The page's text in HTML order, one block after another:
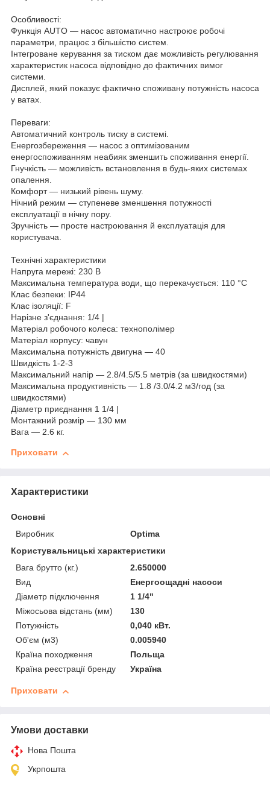
Особливості:
Функція AUTO — насос автоматично настроює робочі
параметри, працює з більшістю систем.
Інтегроване керування за тиском дає можливість регулювання
характеристик насоса відповідно до фактичних вимог
системи.
Дисплей, який показує фактично споживану потужність насоса
у ватах.
Переваги:
Автоматичний контроль тиску в системі.
Енергозбереження — насос з оптимізованим
енергоспоживанням неабияк зменшить споживання енергії.
Гнучкість — можливість встановлення в будь-яких системах
опалення.
Комфорт — низький рівень шуму.
Нічний режим — ступеневе зменшення потужності
експлуатації в нічну пору.
Зручність — просте настроювання й експлуатація для
користувача.
Технічні характеристики
Напруга мережі: 230 В
Максимальна температура води, що перекачується: 110 °С
Клас безпеки: IP44
Клас ізоляції: F
Нарізне з'єднання: 1/4 |
Матеріал робочого колеса: технополімер
Матеріал корпусу: чавун
Максимальна потужність двигуна — 40
Швидкість 1-2-3
Максимальний напір — 2.8/4.5/5.5 метрів (за швидкостями)
Максимальна продуктивність — 1.8 /3.0/4.2 м3/год (за
швидкостями)
Діаметр приєднання 1 1/4 |
Монтажний розмір — 130 мм
Вага — 2.6 кг.
Приховати
Характеристики
Основні
Виробник
Optima
Користувальницькі характеристики
Вага брутто (кг.)
2.650000
Вид
Енергоощадні насоси
Діаметр підключення
1 1/4"
Міжосьова відстань (мм)
130
Потужність
0,040 кВт.
Об'єм (м3)
0.005940
Країна походження
Польща
Країна реєстрації бренду
Україна
Приховати
Умови доставки
Нова Пошта
Укрпошта